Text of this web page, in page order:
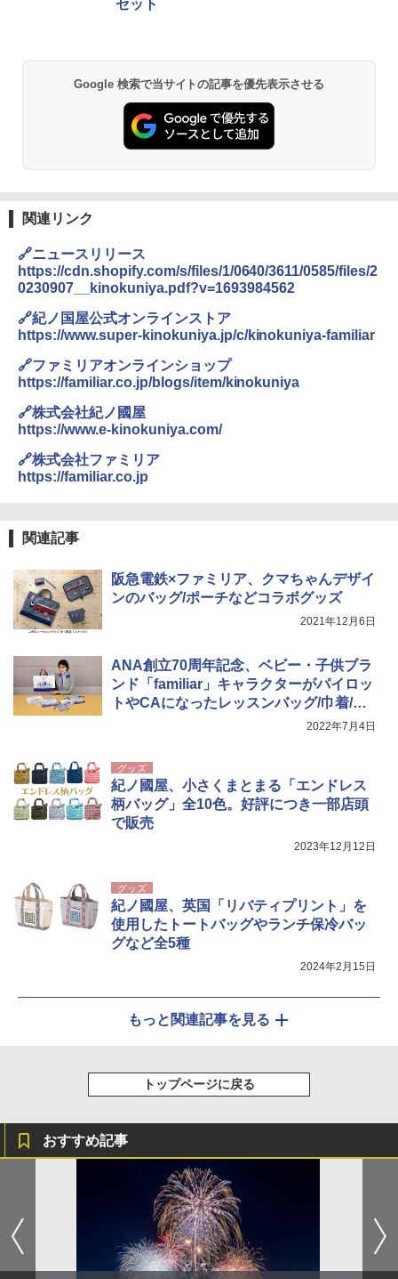
￥2,479
地球の歩き方 スター・ウォーズ
A26 地球の歩き方 チェコ ポーランド スロヴ
ァキア 2026～2027 地球の歩き方A ヨーロッ
パ
￥2,277
新しい日本地理 地図・統計・移動から読み
解く (講談社現代新書)
&ハイキング カーキ PATC-150(KH)
PYKES PEAK (パイクスピーク) 着替えテン
ト プライバシー テント 【中が透けない】 1
人用 折りたたみ 防災グッズ 災害用トイレ ビ
ーチ ピクニック ポップアップテント 携帯 簡
易 トイレテント (ブラック)
テント ワンタッチ RENEW 幅200 2-3人用 43
500002(88859)
￥5,999
[キャンパーズコレクション 山善] 傘みたいに
広げるだけ パッとサッとテント ブラックコ
ーティング フルクローズ メッシュ 3-4人用
簡単設置 ポップアップテント エクルベージ
ュ(BC仕様) PATC-150B(EB)
￥9,990
￥-
-08EX カーキ ソロキャンプ ポリエステル フ
レーム テント
￥14,800
￥2,980
ップ 9FORTY AFrame 15226380 NER37C00
94 ストーン ニューエラキャップ 9FORTYA
サーフライダーファウンデーション Surfride
r Foundation コラボ Aフレーム メンズ レデ
ィース 帽子 スナップバック a-frame 9フォー
ティー男女兼用ユニセックス 夏用 日除けUV
ケア FREE
￥4,400
防災用品 長期保存可能 緊急時用 日本国内発
送
セット
Google 検索で当サイトの記事を優先表示させる
関連リンク
🔗ニュースリリース
https://cdn.shopify.com/s/files/1/0640/3611/0585/files/2
0230907__kinokuniya.pdf?v=1693984562
🔗紀ノ国屋公式オンラインストア
https://www.super-kinokuniya.jp/c/kinokuniya-familiar
🔗ファミリアオンラインショップ
https://familiar.co.jp/blogs/item/kinokuniya
🔗株式会社紀ノ國屋
https://www.e-kinokuniya.com/
🔗株式会社ファミリア
https://familiar.co.jp
関連記事
阪急電鉄×ファミリア、クマちゃんデザイ
ンのバッグ/ポーチなどコラボグッズ
2021年12月6日
ANA創立70周年記念、ベビー・子供ブラ
ンド「familiar」キャラクターがパイロッ
トやCAになったレッスンバッグ/巾着/タ
2022年7月4日
グッズ
紀ノ國屋、小さくまとまる「エンドレス
柄バッグ」全10色。好評につき一部店頭
で販売
2023年12月12日
グッズ
紀ノ國屋、英国「リバティプリント」を
使用したトートバッグやランチ保冷バッ
グなど全5種
2024年2月15日
もっと関連記事を見る
トップページに戻る
おすすめ記事